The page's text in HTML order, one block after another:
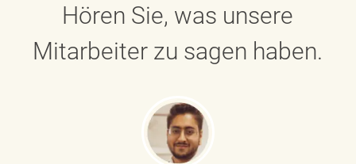
Hören Sie, was unsere
Mitarbeiter zu sagen haben.